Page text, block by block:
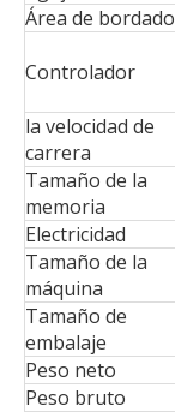
Área de bordado
Controlador
la velocidad de
carrera
Tamaño de la
memoria
Electricidad
Tamaño de la
máquina
Tamaño de
embalaje
Peso neto
Peso bruto